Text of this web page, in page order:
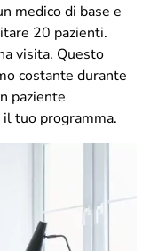
medico di base e
20 pazienti.
visita. Questo
costante durante
paziente
tuo programma.